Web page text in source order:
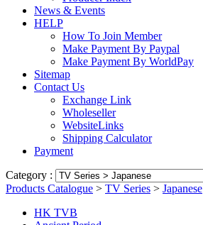
News & Events
HELP
How To Join Member
Make Payment By Paypal
Make Payment By WorldPay
Sitemap
Contact Us
Exchange Link
Wholeseller
WebsiteLinks
Shipping Calculator
Payment
Category :
Products Catalogue > TV Series > Japanese
HK TVB